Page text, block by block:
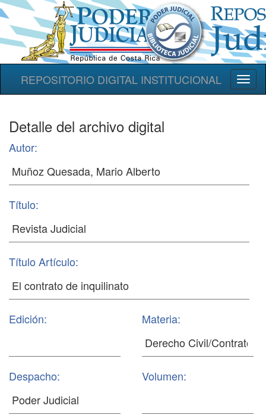
REPOSITORIO DIGITAL INSTITUCIONAL
Detalle del archivo digital
Autor:
Título:
Título Artículo:
Edición: Materia:
Despacho: Volumen: